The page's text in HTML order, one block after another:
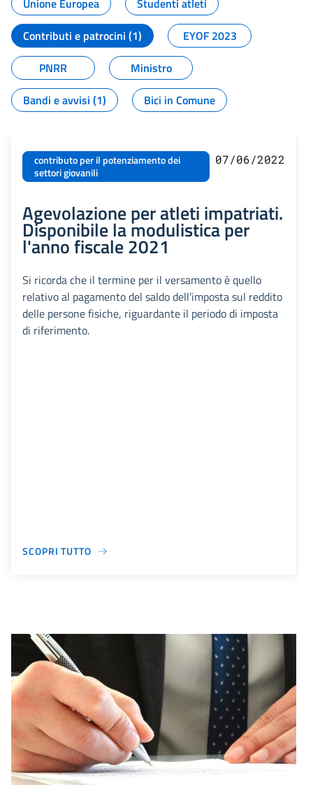
Unione Europea
Studenti atleti
Contributi e patrocini (1)
EYOF 2023
PNRR
Ministro
Bandi e avvisi (1)
Bici in Comune
contributo per il potenziamento dei
settori giovanili
07/06/2022
Agevolazione per atleti impatriati.
Disponibile la modulistica per
l'anno fiscale 2021
Si ricorda che il termine per il versamento è quello
relativo al pagamento del saldo dell’imposta sul reddito
delle persone fisiche, riguardante il periodo di imposta
di riferimento.
SCOPRI TUTTO